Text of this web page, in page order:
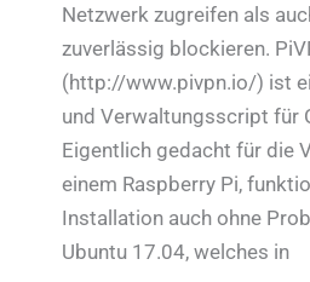
Netzwerk zugreifen als
zuverlässig blockieren.
(http://www.pivpn.io/) ist
und Verwaltungsscript für
Eigentlich gedacht für die
einem Raspberry Pi,
Installation auch ohne
Ubuntu 17.04, welches in